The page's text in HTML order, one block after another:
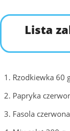
Lista
1. Rzodkiewka 60
2. Papryka
3. Fasola